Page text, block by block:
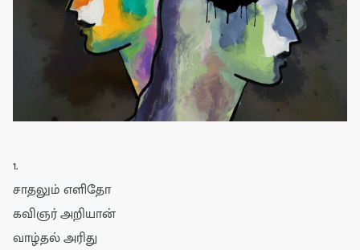
1.
சாதலும் எளிதோ
கவிஞர் அறியான்
வாழ்தல் அரிது